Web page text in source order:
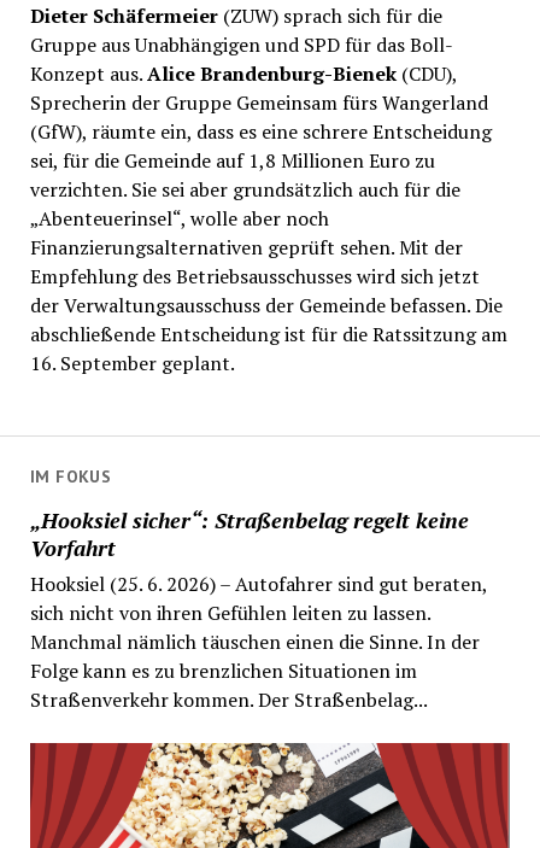
IM FOKUS
„Hooksiel sicher“: Straßenbelag regelt keine
Vorfahrt
Hooksiel (25. 6. 2026) – Autofahrer sind gut beraten,
sich nicht von ihren Gefühlen leiten zu lassen.
Manchmal nämlich täuschen einen die Sinne. In der
Folge kann es zu brenzlichen Situationen im
Straßenverkehr kommen. Der Straßenbelag...
Dieter Schäfermeier (ZUW) sprach sich für die
Gruppe aus Unabhängigen und SPD für das Boll-
Konzept aus.Alice Brandenburg-Bienek(CDU),
Sprecherin der Gruppe Gemeinsam fürs Wangerland
(GfW), räumte ein, dass es eine schrere Entscheidung
sei, für die Gemeinde auf 1,8 Millionen Euro zu
verzichten. Sie sei aber grundsätzlich auch für die
„Abenteuerinsel“, wolle aber noch
Finanzierungsalternativen geprüft sehen. Mit der
Empfehlung des Betriebsausschusses wird sich jetzt
der Verwaltungsausschuss der Gemeinde befassen. Die
abschließende Entscheidung ist für die Ratssitzung am
16. September geplant.